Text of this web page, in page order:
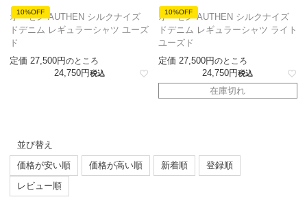
10%OFF
オーセン AUTHEN シルクナイズ
ドデニム レギュラーシャツ ユーズ
ド
定価 27,500 のところ
24,750 税込
10%OFF
オーセン AUTHEN シルクナイズ
ドデニム レギュラーシャツ ライト
ユーズド
定価 27,500 のところ
24,750 税込
在庫切れ
並び替え
価格が安い順
価格が高い順 新着順
登録順
レビュー順